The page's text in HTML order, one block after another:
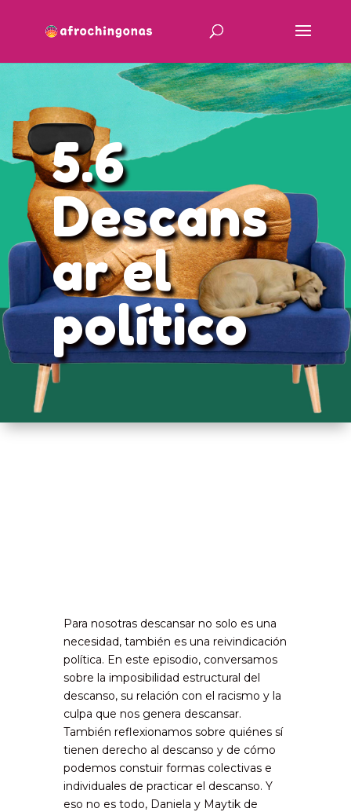
5.6
Descans
ar el
político
Para nosotras descansar no solo es una
necesidad, también es una reivindicación
política. En este episodio, conversamos
sobre la imposibilidad estructural del
descanso, su relación con el racismo y la
culpa que nos genera descansar.
También reflexionamos sobre quiénes sí
tienen derecho al descanso y de cómo
podemos constuir formas colectivas e
individuales de practicar el descanso. Y
eso no es todo, Daniela y Maytik de